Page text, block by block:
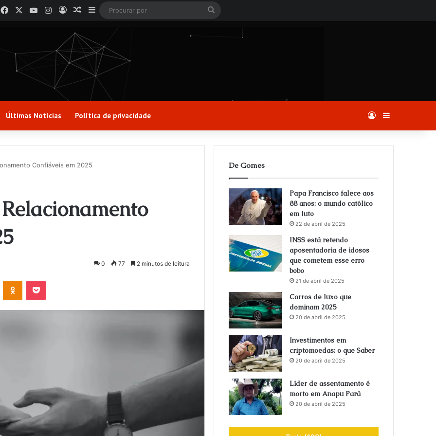
Facebook YouTubeInstagram
EntrarArtigo aleatório
Barra Lateral
Últimas Notícias Política de privacidade Entrar
Confiáveis em 2025
0 77 2 minutos de leitura
De Gomes
Papa Francisco falece aos
88 anos: o mundo católico
em luto
22 de abril de 2025
INSS está retendo
aposentadoria de idosos
que cometem esse erro
bobo
21 de abril de 2025
Carros de luxo que
dominam 2025
20 de abril de 2025
Investimentos em
criptomoedas: o que Saber
20 de abril de 2025
Líder de assentamento é
morto em Anapu Pará
20 de abril de 2025